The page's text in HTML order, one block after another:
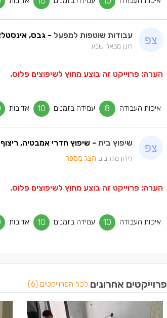
עבודות שוטפות למפעל - גבס,
רונן מבאר שבע
הערה: פרוייקט זה בוצע מחוץ לשיפוצים פלוס.
איכות העבודה 8 עמידה בזמנים 10 אדיבות
שיפוץ בית - שיפוץ חדרי אמבטיה, ריצוף
לירון מלהבים הצג מספר
הערה: פרוייקט זה בוצע מחוץ לשיפוצים פלוס.
איכות העבודה 10 עמידה בזמנים 10 אדיבות
פרוייקטים אחרונים לכל הפרוייקטים (6)